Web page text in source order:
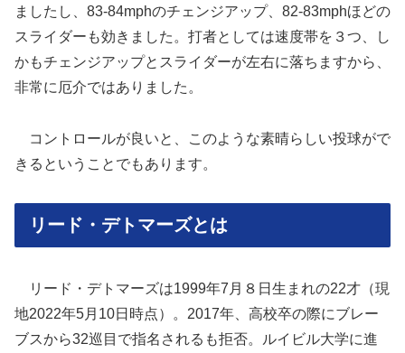
ましたし、83-84mphのチェンジアップ、82-83mphほどの
スライダーも効きました。打者としては速度帯を３つ、し
かもチェンジアップとスライダーが左右に落ちますから、
非常に厄介ではありました。
コントロールが良いと、このような素晴らしい投球がで
きるということでもあります。
リード・デトマーズとは
リード・デトマーズは1999年7月８日生まれの22才（現
地2022年5月10日時点）。2017年、高校卒の際にブレー
ブスから32巡目で指名されるも拒否。ルイビル大学に進